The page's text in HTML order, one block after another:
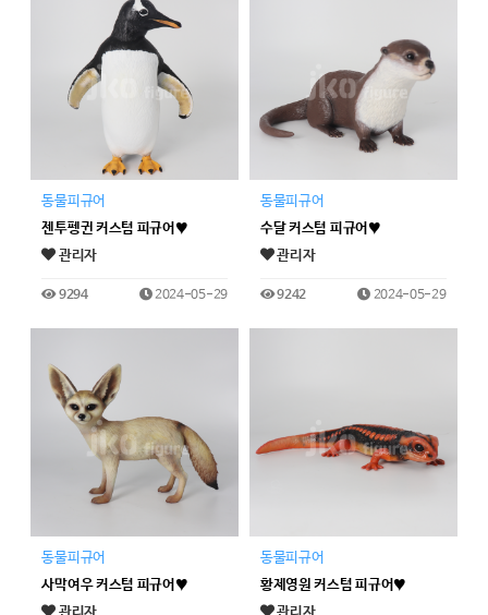
동물피규어
젠투펭귄 커스텀 피규어♥
관리자
9294 2024-05-29
동물피규어
수달 커스텀 피규어♥
관리자
9242 2024-05-29
동물피규어
사막여우 커스텀 피규어♥
동물피규어
황제영원 커스텀 피규어♥